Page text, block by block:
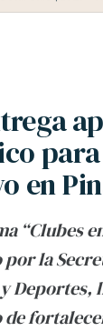
en
“Clubes
la
Deportes,
de